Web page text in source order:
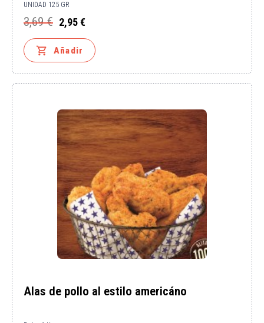
UNIDAD 125 GR
Precio
base
3,69 €
Precio 2,95 €
 Añadir
Alas de pollo al estilo americáno